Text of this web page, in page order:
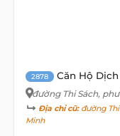
2878 Căn Hộ
đường Thi Sách,
Địa chỉ cũ:đường Thi
Minh